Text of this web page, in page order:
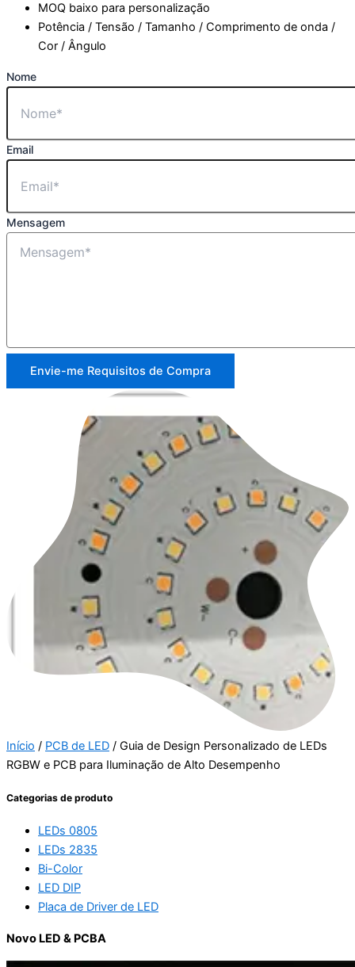
MOQ baixo para personalização
Potência / Tensão / Tamanho / Comprimento de onda /
Cor / Ângulo
Nome
Email
Mensagem
Envie-me Requisitos de Compra
Início / PCB de LED / Guia de Design Personalizado de LEDs
RGBW e PCB para Iluminação de Alto Desempenho
Categorias de produto
LEDs 0805
LEDs 2835
Bi-Color
LED DIP
Placa de Driver de LED
Novo LED & PCBA